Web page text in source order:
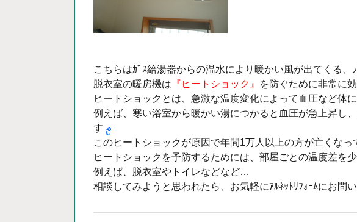
こちらはｶﾞｽ給湯器からの温水により暖かい風が出てくる、
脱衣室の暖房機は 『ヒートショック』
を防ぐために非常に
ヒートショックとは、急激な温度変化によって血圧など体
例えば、寒い浴室から暖かい湯につかると血圧が急上昇し
す
このヒートショックが原因で年間1万人以上の方が亡くなっ
ヒートショックを予防するためには、部屋ごとの温度差を
例えば、脱衣室やトイレなどなど…
相談してみようと思われたら、お気軽にｱﾙﾈｯﾄﾘﾌｫｰﾑにお問